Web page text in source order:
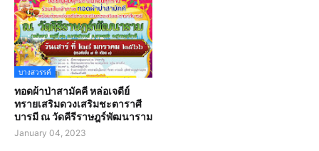
บางสวรรค์
ทอดผ้าป่าสามัคคี หล่อเจดีย์
ทรายเสริมดวงเสริมชะตาราศี
บารมี ณ วัดคีรีราษฎร์พัฒนาราม
January 04, 2023